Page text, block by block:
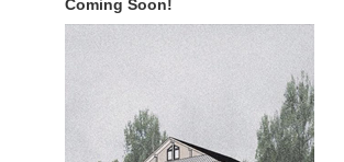
Coming Soon!